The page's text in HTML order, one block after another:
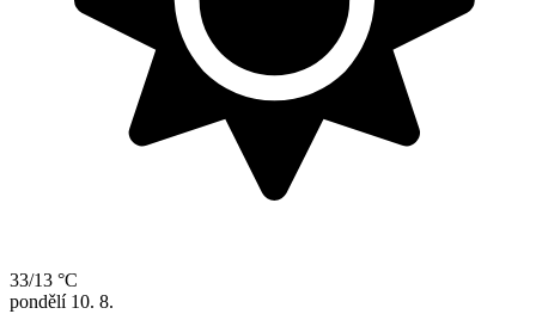
33/13 °C
pondělí 10. 8.